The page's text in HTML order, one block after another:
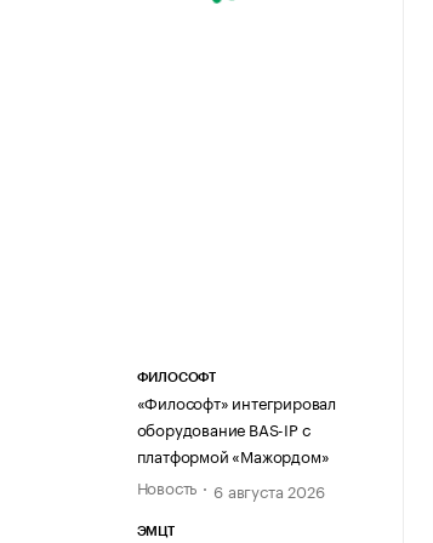
ФИЛОСОФТ
«Философт» интегрировал
оборудование BAS-IP с
платформой «Мажордом»
Новость
6 августа 2026
ЭМЦТ